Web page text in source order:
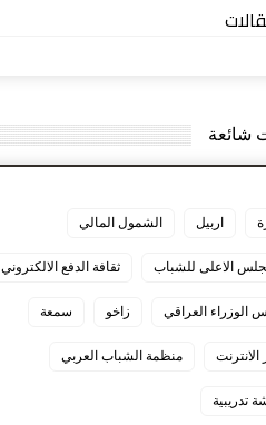
شائعة
اربيل الشمول المالي
الاعلى للشباب ثقافة الدفع الالكتروني
الوزراء العراقي زاخو سمعة
الانترنت منظمة الشباب العربي
تدريبية